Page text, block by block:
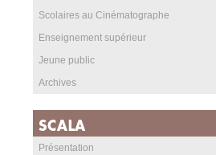
Scolaires au Cinématographe
Enseignement supérieur
Jeune public
Archives
Présentation